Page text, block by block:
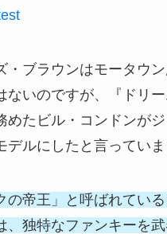
・ブラウンはモータウ
ないのですが、『ドリー
めたビル・コンドンが
デルにしたと言っていま
の帝王」と呼ばれてい
、独特なファンキーを武